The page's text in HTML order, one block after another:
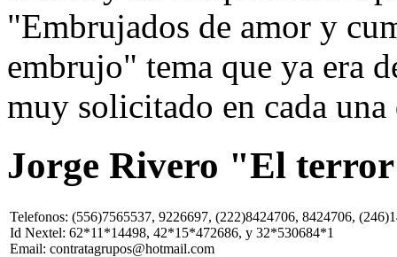
"Embrujados de amor y
embrujo" tema que ya era
muy solicitado en cada una
Jorge Rivero "El
Telefonos: (556)7565537, 9226697, (222)8424706, 8424706,
Id Nextel: 62*11*14498, 42*15*472686, y 32*530684*1
Email: contratagrupos@hotmail.com